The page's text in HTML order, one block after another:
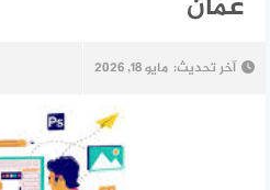
آخر تحديث: مايو 18, 2026